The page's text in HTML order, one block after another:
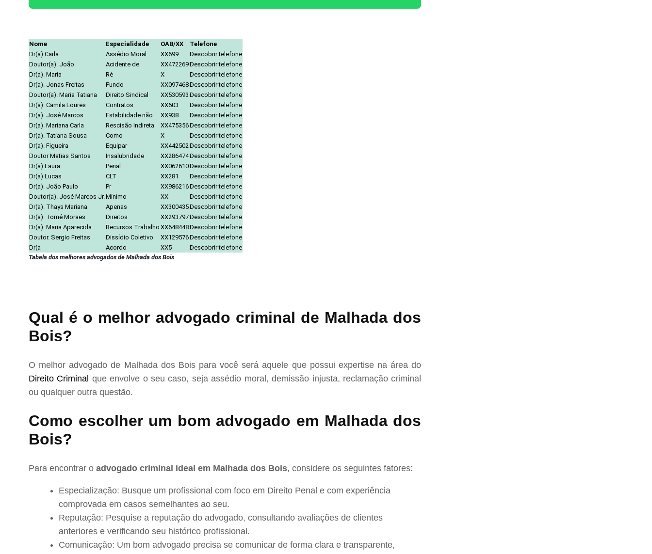
Nome Especialidade OAB/XX
Telefone
Dr(a) Carla
Assédio Moral XX699
Descobrir telefone
Doutor(a). João
Acidente de XX472269Descobrir telefone
Dr(a). Maria
Ré X
Descobrir telefone
Dr(a). Jonas Freitas
Fundo XX097468Descobrir telefone
Doutor(a). Maria Tatiana
Direito Sindical XX530593 Descobrir telefone
Dr(a). Camila Loures
Contratos XX603
Descobrir telefone
Dr(a). José Marcos
Estabilidade não XX938
Descobrir telefone
Dr(a). Mariana Carla
Rescisão Indireta XX475356Descobrir telefone
Dr(a). Tatiana Sousa
Como X
Descobrir telefone
Dr(a). Figueira
Equipar XX442502 Descobrir telefone
Doutor Matias Santos
Insalubridade XX286474Descobrir telefone
Dr(a) Laura
Penal XX062610Descobrir telefone
Dr(a) Lucas
CLT XX281
Descobrir telefone
Dr(a). João Paulo
Pr XX986216Descobrir telefone
Doutor(a). José Marcos Jr. Mínimo XX
Descobrir telefone
Dr(a). Thays Mariana
Apenas XX300435Descobrir telefone
Dr(a). Tomé Moraes
Direitos XX293797Descobrir telefone
Dr(a). Maria Aparecida
Recursos Trabalho XX648448Descobrir telefone
Doutor. Sergio Freitas
Dissídio Coletivo XX129576Descobrir telefone
Dr(a
Acordo XX5
Descobrir telefone
Tabela dos melhores advogados de Malhada dos Bois
Qual é o melhor advogado criminal de Malhada dos
Bois?
O melhor advogado de Malhada dos Bois para você será aquele que possui expertise na área do
Direito Criminal que envolve o seu caso, seja assédio moral, demissão injusta, reclamação criminal
ou qualquer outra questão.
Como escolher um bom advogado em Malhada dos
Bois?
Para encontrar o advogado criminal ideal em Malhada dos Bois, considere os seguintes fatores:
Especialização: Busque um profissional com foco em Direito Penal e com experiência
comprovada em casos semelhantes ao seu.
Reputação: Pesquise a reputação do advogado, consultando avaliações de clientes
anteriores e verificando seu histórico profissional.
Comunicação: Um bom advogado precisa se comunicar de forma clara e transparente,